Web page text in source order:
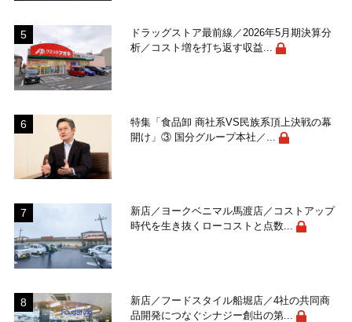
ドラッグストア最前線／2026年5月期決算分
析／コスト増を打ち返す収益...
特集「食品卸 商社系VS民族系頂上決戦の幕
開け」③ 国分グループ本社／...
新店／ヨークベニマル馬渡店／コストアップ
時代を生き抜くローコストと点数...
新店／フードスタイル船堀店／4社の共同商
品開発につなぐシナジー創出の第...